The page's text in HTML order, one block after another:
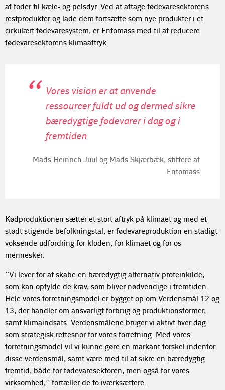
af foder til kæle- og pelsdyr. Ved at aftage fødevaresektorens
restprodukter og lade dem fortsætte som nye produkter i et
cirkulært fødevaresystem, er Entomass med til at reducere
fødevaresektorens klimaaftryk.
Vores vision er at anvende
ressourcer fuldt ud og dermed sikre
bæredygtige fødevarer i dag og i
fremtiden
Mads Heinrich Juul og Mads Skjærbæk, stiftere af
Entomass
Kødproduktionen sætter et stort aftryk på klimaet og med et
stødt stigende befolkningstal, er fødevareproduktion en stadigt
voksende udfordring for kloden, for klimaet og for os
mennesker.
”Vi lever for at skabe en bæredygtig alternativ proteinkilde,
som kan opfylde de krav, som bliver nødvendige i fremtiden.
Hele vores forretningsmodel er bygget op om Verdensmål 12 og
13, der handler om ansvarligt forbrug og produktionsformer,
samt klimaindsats. Verdensmålene bruger vi aktivt hver dag
som strategisk rettesnor for vores forretning. Med vores
forretningsmodel vil vi kunne gøre en markant forskel indenfor
disse verdensmål, samt være med til at sikre en bæredygtig
fremtid, både for fødevaresektoren, men også for vores
virksomhed,” fortæller de to iværksættere.